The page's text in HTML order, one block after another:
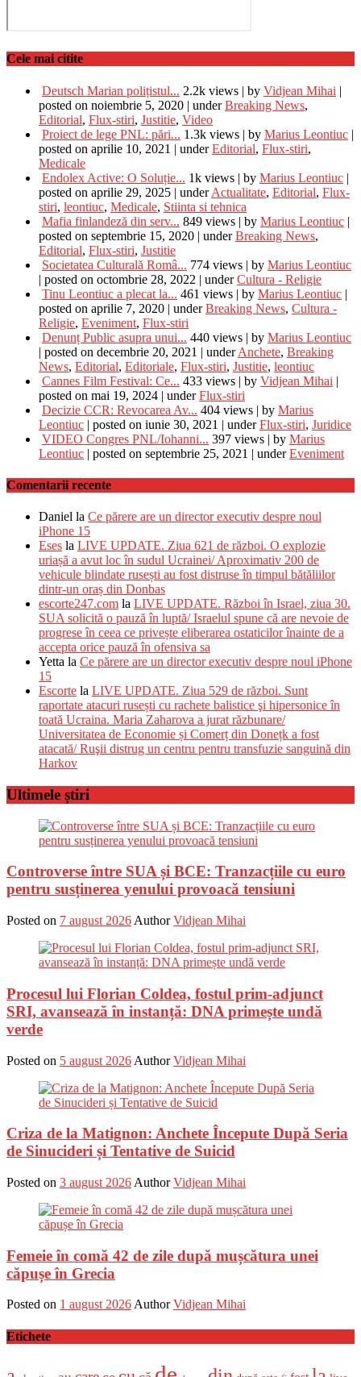
Cele mai citite
Deutsch Marian polițistul... 2.2k views | by Vidjean Mihai |
posted on noiembrie 5, 2020 | underBreaking News,
Editorial, Flux-stiri, Justitie, Video
Proiect de lege PNL: pări... 1.3k views | by Marius Leontiuc |
posted on aprilie 10, 2021 | underEditorial, Flux-stiri,
Medicale
Endolex Active: O Soluție... 1k views | by Marius Leontiuc |
posted on aprilie 29, 2025 | underActualitate, Editorial, Flux-
stiri, leontiuc, Medicale, Stiinta si tehnica
Mafia finlandeză din serv... 849 views | by Marius Leontiuc |
posted on septembrie 15, 2020 | underBreaking News,
Editorial, Flux-stiri, Justitie
Societatea Culturală Româ... 774 views | by Marius Leontiuc
| posted on octombrie 28, 2022 | underCultura - Religie
Tinu Leontiuc a plecat la... 461 views | by Marius Leontiuc |
posted on aprilie 7, 2020 | underBreaking News, Cultura -
Religie, Eveniment, Flux-stiri
Denunț Public asupra unui... 440 views | by Marius Leontiuc
| posted on decembrie 20, 2021 | underAnchete, Breaking
News, Editorial, Editoriale, Flux-stiri, Justitie, leontiuc
Cannes Film Festival: Ce... 433 views | by Vidjean Mihai |
posted on mai 19, 2024 | underFlux-stiri
Decizie CCR: Revocarea Av... 404 views | by Marius
Leontiuc | posted on iunie 30, 2021 | underFlux-stiri, Juridice
VIDEO Congres PNL/Iohanni... 397 views | by Marius
Leontiuc | posted on septembrie 25, 2021 | underEveniment
Comentarii recente
Daniel la Ce părere are un director executiv despre noul
iPhone 15
Eses la LIVE UPDATE. Ziua 621 de război. O explozie
uriașă a avut loc în sudul Ucrainei/ Aproximativ 200 de
vehicule blindate rusești au fost distruse în timpul bătăliilor
dintr-un oraș din Donbas
escorte247.com la LIVE UPDATE. Război în Israel, ziua 30.
SUA solicită o pauză în luptă/ Israelul spune că are nevoie de
progrese în ceea ce privește eliberarea ostaticilor înainte de a
accepta orice pauză în ofensiva sa
Yetta la Ce părere are un director executiv despre noul iPhone
15
Escorte la LIVE UPDATE. Ziua 529 de război. Sunt
raportate atacuri rusești cu rachete balistice şi hipersonice în
toată Ucraina. Maria Zaharova a jurat răzbunare/
Universitatea de Economie și Comerț din Donețk a fost
atacată/ Ruşii distrug un centru pentru transfuzie sanguină din
Harkov
Ultimele știri
Controverse între SUA și BCE: Tranzacțiile cu euro
pentru susținerea yenului provoacă tensiuni
Posted on 7 august 2026 Author Vidjean Mihai
Procesul lui Florian Coldea, fostul prim-adjunct
SRI, avansează în instanță: DNA primește undă
verde
Posted on 5 august 2026 Author Vidjean Mihai
Criza de la Matignon: Anchete Începute După Seria
de Sinucideri și Tentative de Suicid
Posted on 3 august 2026 Author Vidjean Mihai
Femeie în comă 42 de zile după mușcătura unei
căpușe în Grecia
Posted on 1 august 2026 Author Vidjean Mihai
Etichete